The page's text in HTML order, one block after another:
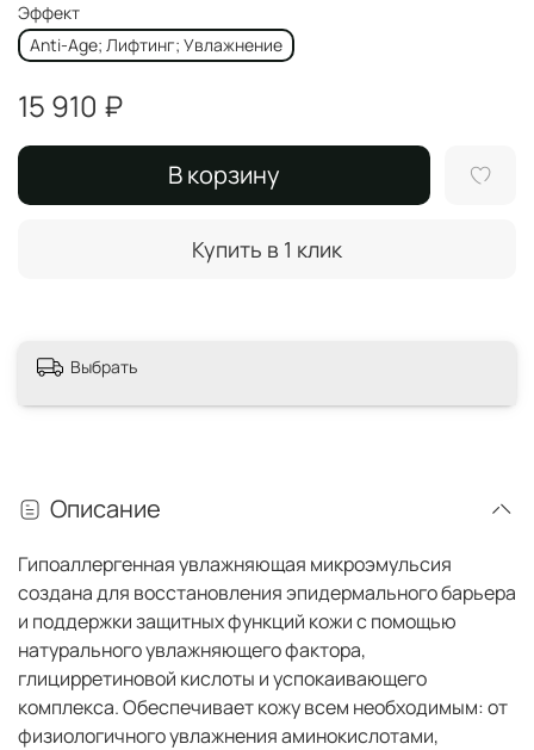
Эффект
Anti-Age; Лифтинг; Увлажнение
15 910 ₽
В корзину
Купить в 1 клик
Выбрать
Описание
Гипоаллергенная увлажняющая микроэмульсия
создана для восстановления эпидермального барьера
и поддержки защитных функций кожи с помощью
натурального увлажняющего фактора,
глицирретиновой кислоты и успокаивающего
комплекса. Обеспечивает кожу всем необходимым: от
физиологичного увлажнения аминокислотами,